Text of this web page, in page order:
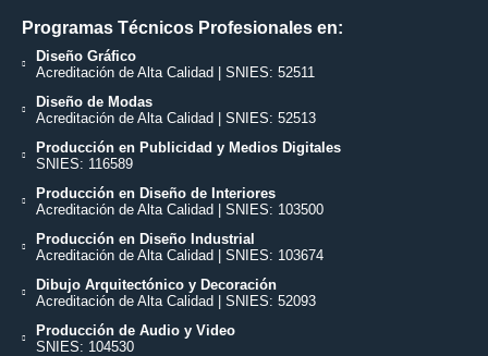
Programas Técnicos Profesionales en:
Diseño Gráfico
Acreditación de Alta Calidad | SNIES: 52511
Diseño de Modas
Acreditación de Alta Calidad | SNIES: 52513
Producción en Publicidad y Medios Digitales
SNIES: 116589
Producción en Diseño de Interiores
Acreditación de Alta Calidad | SNIES: 103500
Producción en Diseño Industrial
Acreditación de Alta Calidad | SNIES: 103674
Dibujo Arquitectónico y Decoración
Acreditación de Alta Calidad | SNIES: 52093
Producción de Audio y Video
SNIES: 104530